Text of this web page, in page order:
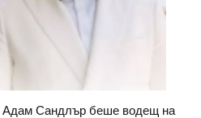
Сандлър беше водещ на